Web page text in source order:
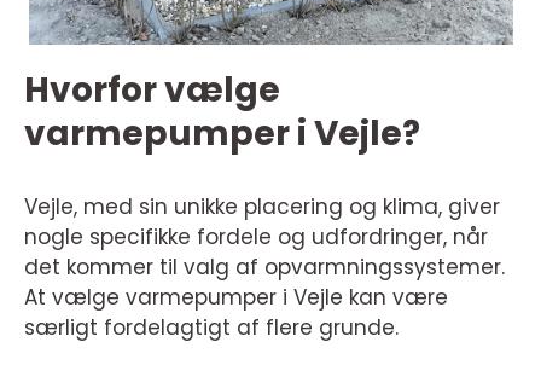
Hvorfor vælge
varmepumper i Vejle?
Vejle, med sin unikke placering og klima, giver
nogle specifikke fordele og udfordringer, når
det kommer til valg af opvarmningssystemer.
At vælge varmepumper i Vejle kan være
særligt fordelagtigt af flere grunde.